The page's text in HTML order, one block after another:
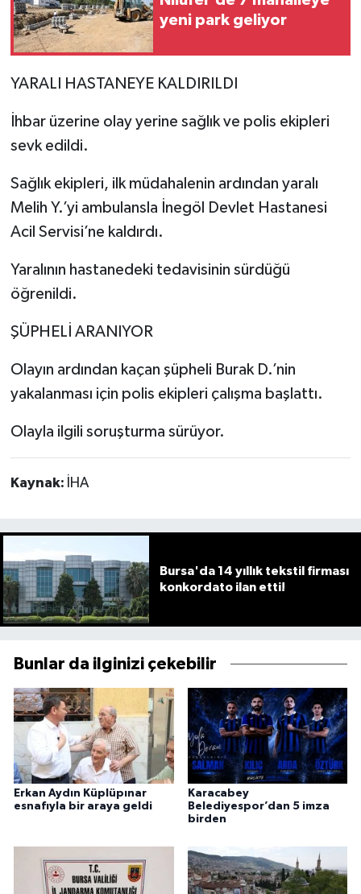
yeni park geliyor
YARALI HASTANEYE KALDIRILDI
İhbar üzerine olay yerine sağlık ve polis ekipleri
sevk edildi.
Sağlık ekipleri, ilk müdahalenin ardından yaralı
Melih Y.’yi ambulansla İnegöl Devlet Hastanesi
Acil Servisi’ne kaldırdı.
Yaralının hastanedeki tedavisinin sürdüğü
öğrenildi.
ŞÜPHELİ ARANIYOR
Olayın ardından kaçan şüpheli Burak D.’nin
yakalanması için polis ekipleri çalışma başlattı.
Olayla ilgili soruşturma sürüyor.
Kaynak: İHA
Bursa'da 14 yıllık tekstil firması
konkordato ilan etti!
Bunlar da ilginizi çekebilir
Erkan Aydın Küplüpınar
esnafıyla bir araya geldi
Karacabey
Belediyespor’dan 5 imza
birden